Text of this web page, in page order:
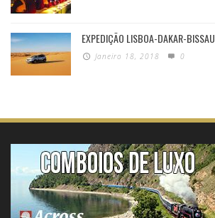
EXPEDIÇÃO LISBOA-DAKAR-BISSAU
Janeiro 18, 2018 0